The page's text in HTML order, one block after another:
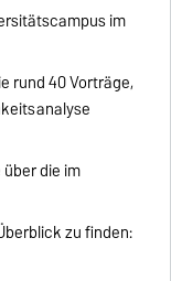
im
rund 40 Vorträge,
die im
zu finden: